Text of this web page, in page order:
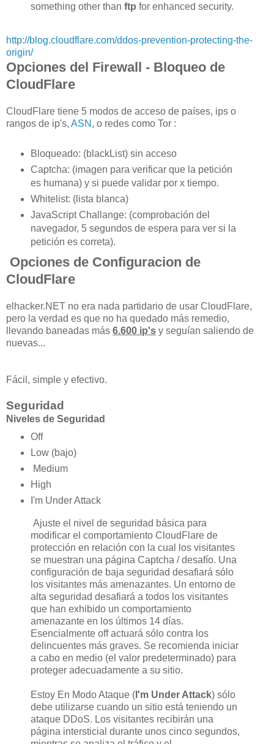
something other than ftp for enhanced security.
http://blog.cloudflare.com/ddos-prevention-protecting-the-
origin/
Opciones del Firewall - Bloqueo de
CloudFlare
CloudFlare tiene 5 modos de acceso de países, ips o
rangos de ip's, ASN , o redes como Tor :
Bloqueado: (blackList) sin acceso
Captcha: (imagen para verificar que la petición
es humana) y si puede validar por x tiempo.
Whitelist: (lista blanca)
JavaScript Challange: (comprobación del
navegador, 5 segundos de espera para ver si la
petición es correta).
Opciones de Configuracion de
CloudFlare
elhacker.NET no era nada partidario de usar CloudFlare,
pero la verdad es que no ha quedado más remedio,
llevando baneadas más 6.600 ip's y seguían saliendo de
nuevas...
Fácil, simple y efectivo.
Seguridad
Niveles de Seguridad
Off
Low (bajo)
Medium
High
I'm Under Attack
Ajuste el nivel de seguridad básica para
modificar el comportamiento CloudFlare de
protección en relación con la cual los visitantes
se muestran una página Captcha / desafío. Una
configuración de baja seguridad desafiará sólo
los visitantes más amenazantes. Un entorno de
alta seguridad desafiará a todos los visitantes
que han exhibido un comportamiento
amenazante en los últimos 14 días.
Esencialmente off actuará sólo contra los
delincuentes más graves. Se recomienda iniciar
a cabo en medio (el valor predeterminado) para
proteger adecuadamente a su sitio.
Estoy En ModoAtaque ( I'm Under Attack) sólo
debe utilizarse cuando un sitio está teniendo un
ataque DDoS. Los visitantes recibirán una
página intersticial durante unos cinco segundos,